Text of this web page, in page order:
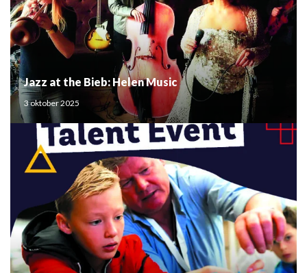
Jazz at the Bieb: Helen Music
3 oktober 2025